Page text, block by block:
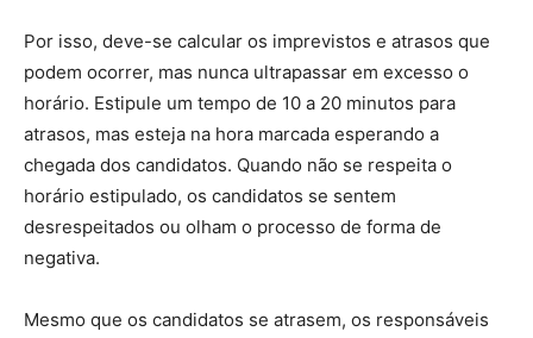
Por isso, deve-se calcular os imprevistos e atrasos que
podem ocorrer, mas nunca ultrapassar em excesso o
horário. Estipule um tempo de 10 a 20 minutos para
atrasos, mas esteja na hora marcada esperando a
chegada dos candidatos. Quando não se respeita o
horário estipulado, os candidatos se sentem
desrespeitados ou olham o processo de forma de
negativa.
Mesmo que os candidatos se atrasem, os responsáveis